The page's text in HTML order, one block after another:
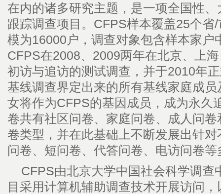
在内的诸多研究主题，是一项全国性
跟踪调查项目。CFPS样本覆盖25个省
模为16000户，调查对象包含样本家户
CFPS在2008、2009两年在北京、上
初访与追访的测试调查，并于2010年
基线调查界定出来的所有基线家庭成
女将作为CFPS的基因成员，成为永久
卷共有社区问卷、家庭问卷、成人问
卷类型，并在此基础上不断发展出针
问卷、短问卷、代答问卷、电访问卷
CFPS由北京大学中国社会科学调查
目采用计算机辅助调查技术开展访问